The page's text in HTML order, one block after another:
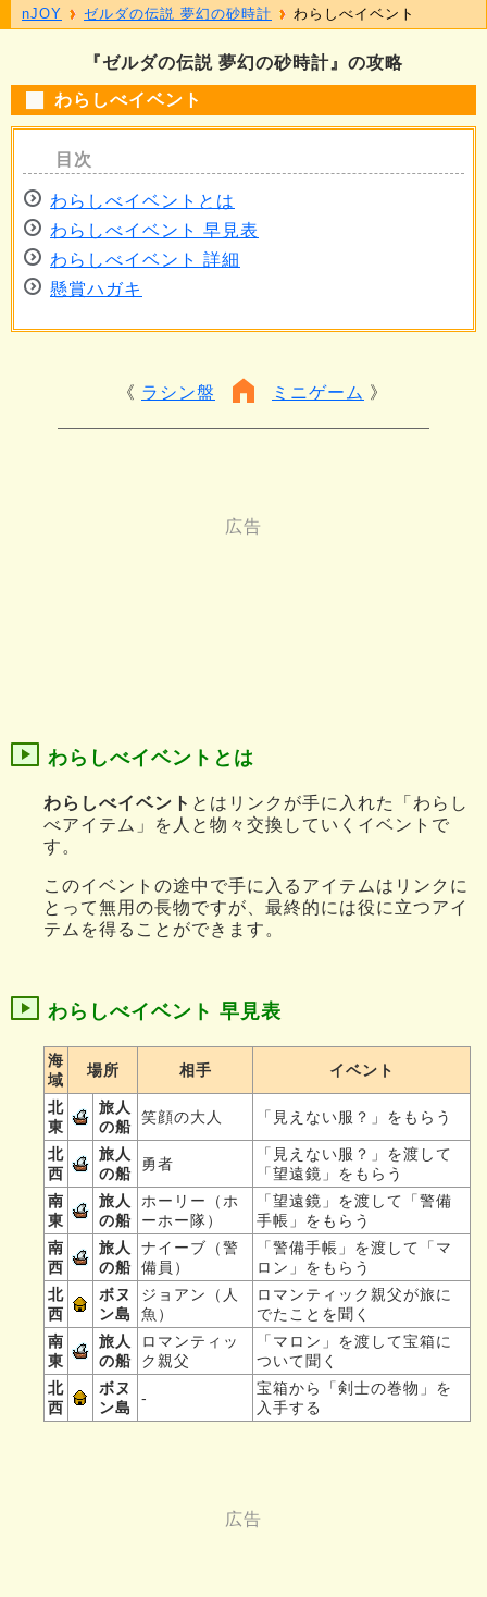
『ゼルダの伝説 夢幻の砂時計』の攻略
わらしべイベント
わらしべイベントとは
わらしべイベント 早見表
わらしべイベント 詳細
懸賞ハガキ
ラシン盤 ミニゲーム
わらしべイベントとは
わらしべイベント とはリンクが手に入れた「わらし
べアイテム」を人と物々交換していくイベントで
す。
このイベントの途中で手に入るアイテムはリンクに
とって無用の長物ですが、最終的には役に立つアイ
テムを得ることができます。
わらしべイベント 早見表
海
域
場所 相手 イベント
北
東
旅人
の船
笑顔の大人 「見えない服？」をもらう
北
西
旅人
の船
勇者
「見えない服？」を渡して
「望遠鏡」をもらう
南
東
旅人
の船
ホーリー（ホ
ーホー隊）
「望遠鏡」を渡して「警備
手帳」をもらう
南
西
旅人
の船
ナイーブ（警
備員）
「警備手帳」を渡して「マ
ロン」をもらう
北
西
ボヌ
ン島
ジョアン（人
魚）
ロマンティック親父が旅に
でたことを聞く
南
東
旅人
の船
ロマンティッ
ク親父
「マロン」を渡して宝箱に
ついて聞く
北
西
ボヌ
ン島
-
宝箱から「剣士の巻物」を
入手する
nJOY ゼルダの伝説 夢幻の砂時計 わらしべイベント